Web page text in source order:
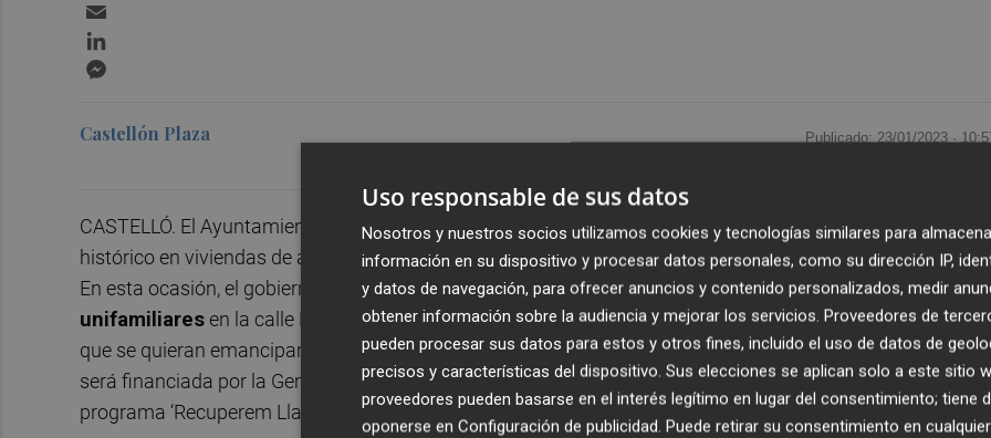
Castellón Plaza Publicado: 23/01/2023 ·
CASTELLÓ. El Ayuntamiento de Onda sigue avanzando en su plan de convertir casas en ruinas del casco
histórico en viviendas de alquiler social para aquellos colectivos con mayor dificultad de acceso a un
En esta ocasión, el gobierno municipal está preparando larehabilitación de cuatro edificios
unifamiliares en la calle Portal de Valencia con el objetivo de destinarlos a jóvenes con escasos recursos
que se quieran emancipar.
La inversión total asciende a 698.500 euros, de la cual una tercera parte
será financiada por la Generalitat Valenciana, tras conseguir el Ayuntamiento la subvención, a través del
programa ‘Recuperem Llars’.
Uso responsable de sus datos
Nosotros y nuestros socios utilizamos cookies y tecnologías similares para
información en su dispositivo y procesar datos personales, como su dirección IP,
y datos de navegación, para ofrecer anuncios y contenido personalizados, medir
obtener información sobre la audiencia y mejorar los servicios. Proveedores de
pueden procesar sus datos para estos y otros fines, incluido el uso de datos de
precisos y características del dispositivo. Sus elecciones se aplican solo a este sitio
proveedores pueden basarse en el interés legítimo en lugar del consentimiento; tiene
oponerse en Configuración de publicidad. Puede retirar su consentimiento en